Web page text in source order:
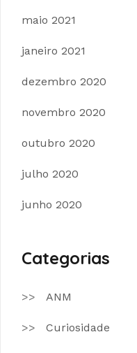
maio 2021
janeiro 2021
dezembro 2020
novembro 2020
outubro 2020
julho 2020
junho 2020
Categorias
ANM
Curiosidade